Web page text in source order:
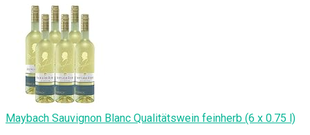
Maybach Sauvignon Blanc Qualitätswein feinherb (6 x 0.75 l)